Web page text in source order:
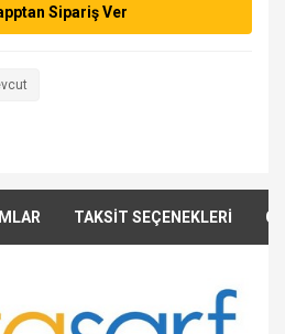
Sipariş Ver
TAKSİT SEÇENEKLERİ